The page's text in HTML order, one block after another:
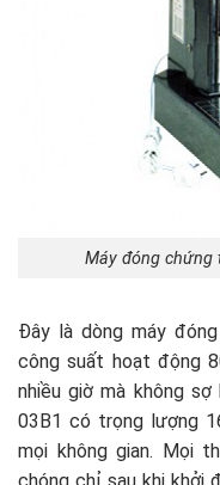
Máy đóng chứng
Đây là dòng máy
công suất hoạt động
nhiều giờ mà không
03B1 có trọng lượng
mọi không gian. Mọi